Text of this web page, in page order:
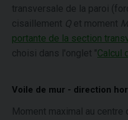
transversale de la paroi
cisaillement Q et moment M
portante de la section
choisi dans l'onglet "Calcul
Voile de mur - direction
Moment maximal au